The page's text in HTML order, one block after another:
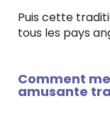
Puis cette
tous les pays
Comment
amusante